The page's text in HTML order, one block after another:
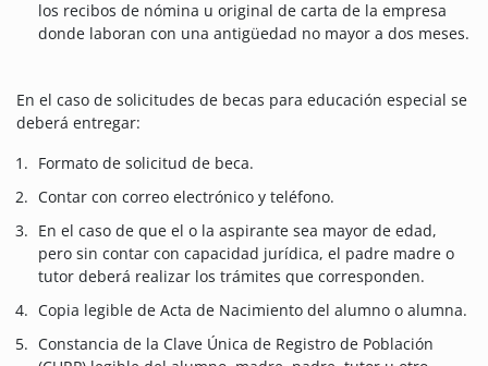
los recibos de nómina u original de carta de la empresa
donde laboran con una antigüedad no mayor a dos meses.
En el caso de solicitudes de becas para educación especial se
deberá entregar:
Formato de solicitud de beca.
Contar con correo electrónico y teléfono.
En el caso de que el o la aspirante sea mayor de edad,
pero sin contar con capacidad jurídica, el padre madre o
tutor deberá realizar los trámites que corresponden.
Copia legible de Acta de Nacimiento del alumno o alumna.
Constancia de la Clave Única de Registro de Población